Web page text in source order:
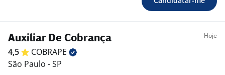
Auxiliar De Cobrança Hoje
4,5
COBRAPE
São Paulo - SP